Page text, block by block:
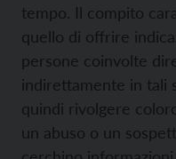
tempo. Il compito
quello di offrire
persone coinvolte
indirettamente in tali
quindi rivolgere
un abuso o un